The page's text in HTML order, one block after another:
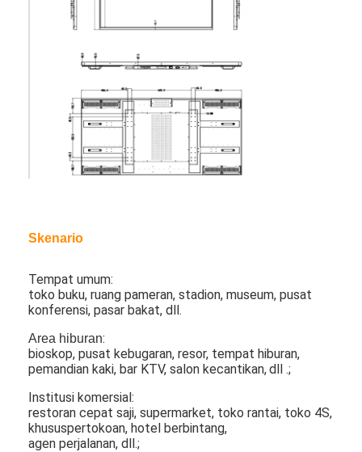
Tentang kami
Tur Pabrik
Kontrol kualitas
Hubungi kami
Berita
layar lcd dua sisi
Layar LCD luar ruangan
Drive Luar Ruangan Melalui Papan Menu
panel lcd kecil
Panel LCD yang Dapat Dibaca Sinar Matahari
Skenario
Tempat umum:
toko buku, ruang pameran, stadion, museum, pusat
konferensi, pasar bakat, dll.
Area hiburan:
bioskop, pusat kebugaran, resor, tempat hiburan,
pemandian kaki, bar KTV, salon kecantikan,dll .;
Institusi komersial:
restoran cepat saji, supermarket, toko rantai, toko 4S,
khususpertokoan, hotel berbintang,
agen perjalanan, dll.;